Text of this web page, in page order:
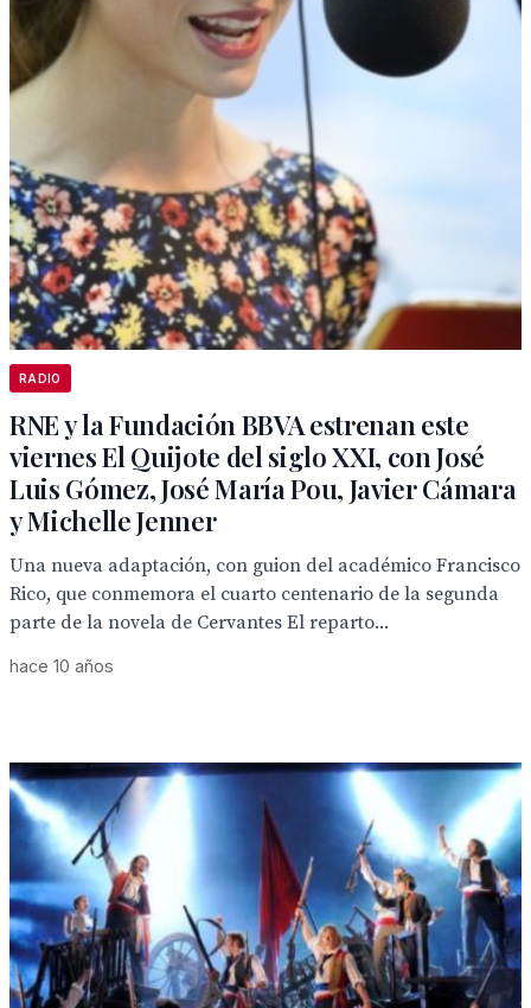
RADIO
RNE y la Fundación BBVA estrenan este
viernes El Quijote del siglo XXI, con José
Luis Gómez, José María Pou, Javier Cámara
y Michelle Jenner
Una nueva adaptación, con guion del académico Francisco
Rico, que conmemora el cuarto centenario de la segunda
parte de la novela de Cervantes El reparto...
hace 10 años